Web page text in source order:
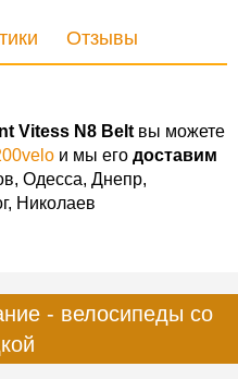
Отзывы
Vitess N8 Belt вы можете
и мы его доставим
Одесса, Днепр,
Николаев
- велосипеды со